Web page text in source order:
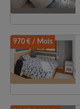
970 € / Mois